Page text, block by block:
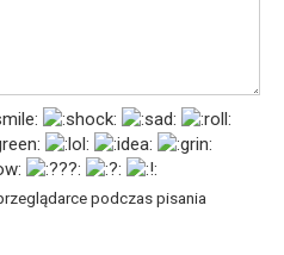
podczas pisania